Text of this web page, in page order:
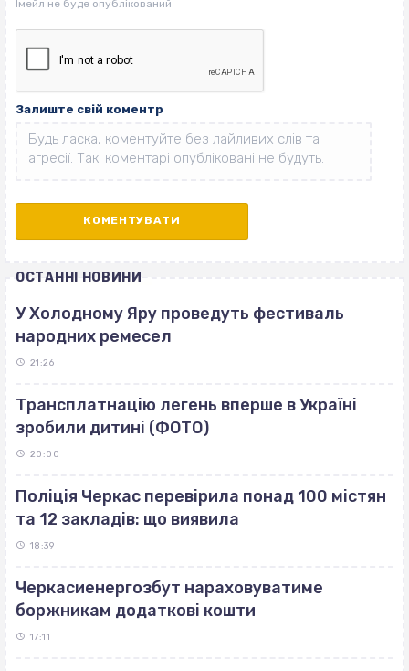
Залиште свій коментр
ОСТАННІ НОВИНИ
У Холодному Яру проведуть фестиваль
народних ремесел
21:26
Трансплатнацію легень вперше в Україні
зробили дитині (ФОТО)
20:00
Поліція Черкас перевірила понад 100 містян
та 12 закладів: що виявила
18:39
Черкасиенергозбут нараховуватиме
боржникам додаткові кошти
17:11